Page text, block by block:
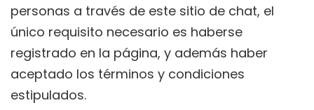
personas a través de este sitio de chat, el
único requisito necesario es haberse
registrado en la página, y además haber
aceptado los términos y condiciones
estipulados.